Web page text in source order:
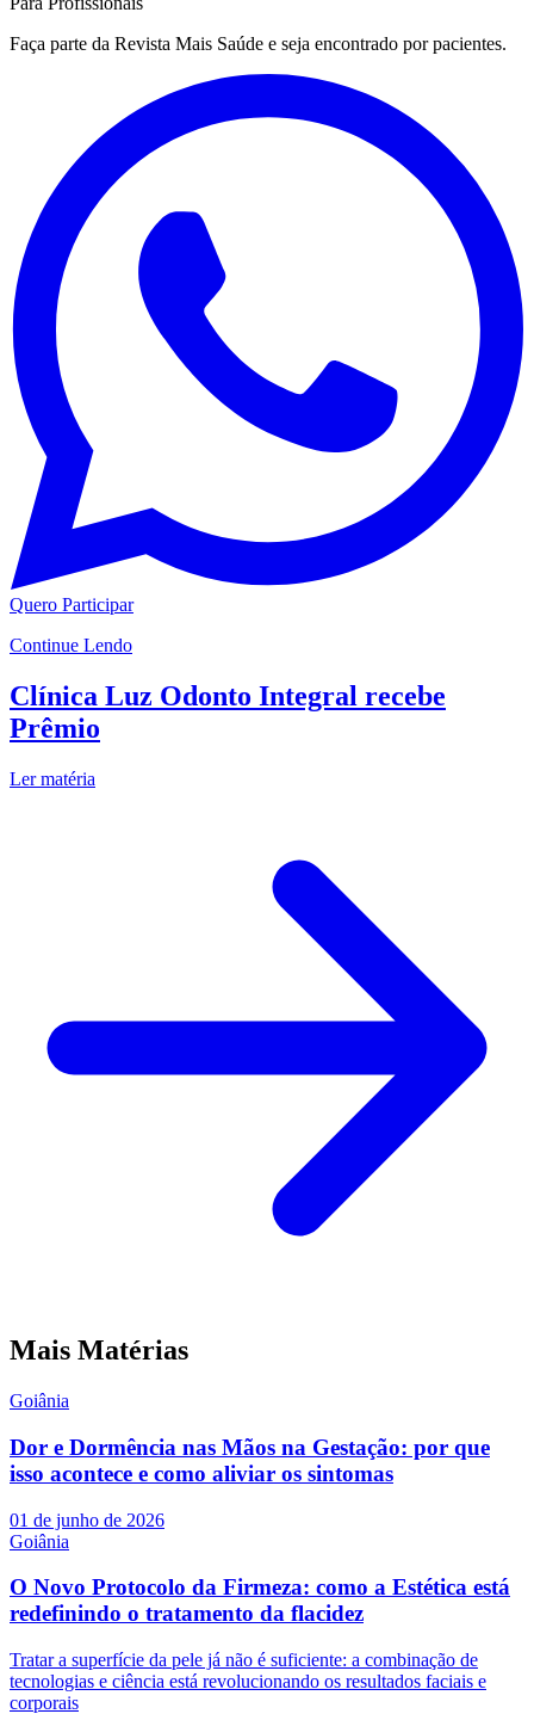
Faça parte da Revista Mais Saúde e seja encontrado por pacientes.
Quero Participar
Continue Lendo
Clínica Luz Odonto Integral recebe
Prêmio
Ler matéria
Mais Matérias
Goiânia
Dor e Dormência nas Mãos na Gestação: por que
isso acontece e como aliviar os sintomas
01 de junho de 2026
Goiânia
O Novo Protocolo da Firmeza: como a Estética está
redefinindo o tratamento da flacidez
Tratar a superfície da pele já não é suficiente: a combinação de
tecnologias e ciência está revolucionando os resultados faciais e
corporais